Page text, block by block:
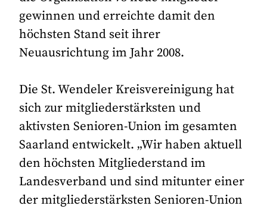
gewinnen und erreichte damit den
höchsten Stand seit ihrer
Neuausrichtung im Jahr 2008.
Die St. Wendeler Kreisvereinigung hat
sich zur mitgliederstärksten und
aktivsten Senioren-Union im gesamten
Saarland entwickelt. „Wir haben aktuell
den höchsten Mitgliederstand im
Landesverband und sind mitunter einer
der mitgliederstärksten Senioren-Union